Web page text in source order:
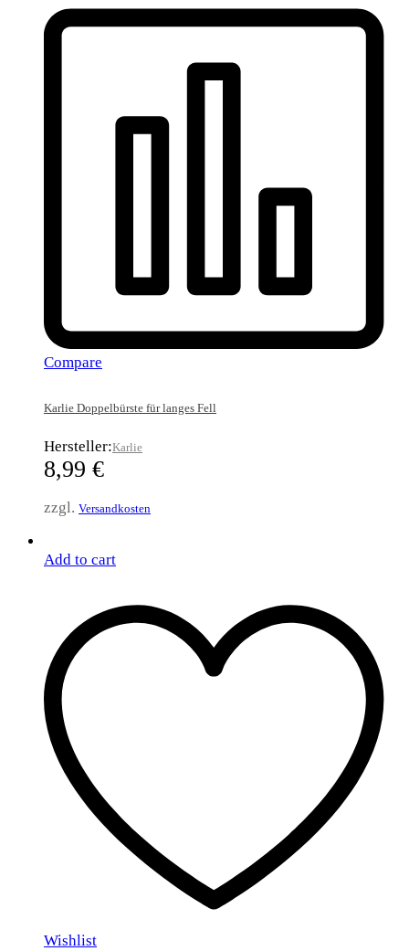
Compare
Karlie Doppelbürste für langes Fell
Hersteller:Karlie
8,99 €
zzgl. Versandkosten
Add to cart
Wishlist